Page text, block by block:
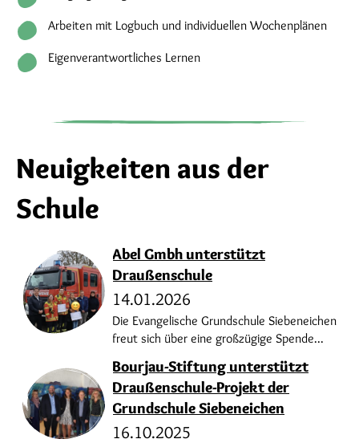
Arbeiten mit Logbuch und individuellen Wochenplänen
Eigenverantwortliches Lernen
Neuigkeiten aus der
Schule
Abel Gmbh unterstützt
Draußenschule
14.01.2026
Die Evangelische Grundschule Siebeneichen
freut sich über eine großzügige Spende...
Bourjau-Stiftung unterstützt
Draußenschule-Projekt der
Grundschule Siebeneichen
16.10.2025